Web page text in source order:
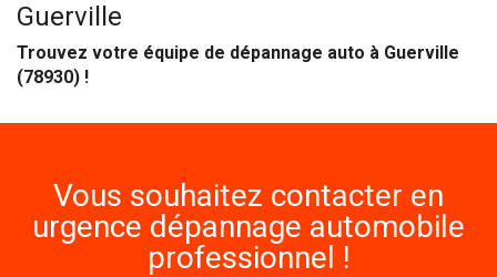
Guerville
Trouvez votre équipe de dépannage auto à Guerville
(78930) !
Vous souhaitez contacter en
urgence dépannage automobile
professionnel !